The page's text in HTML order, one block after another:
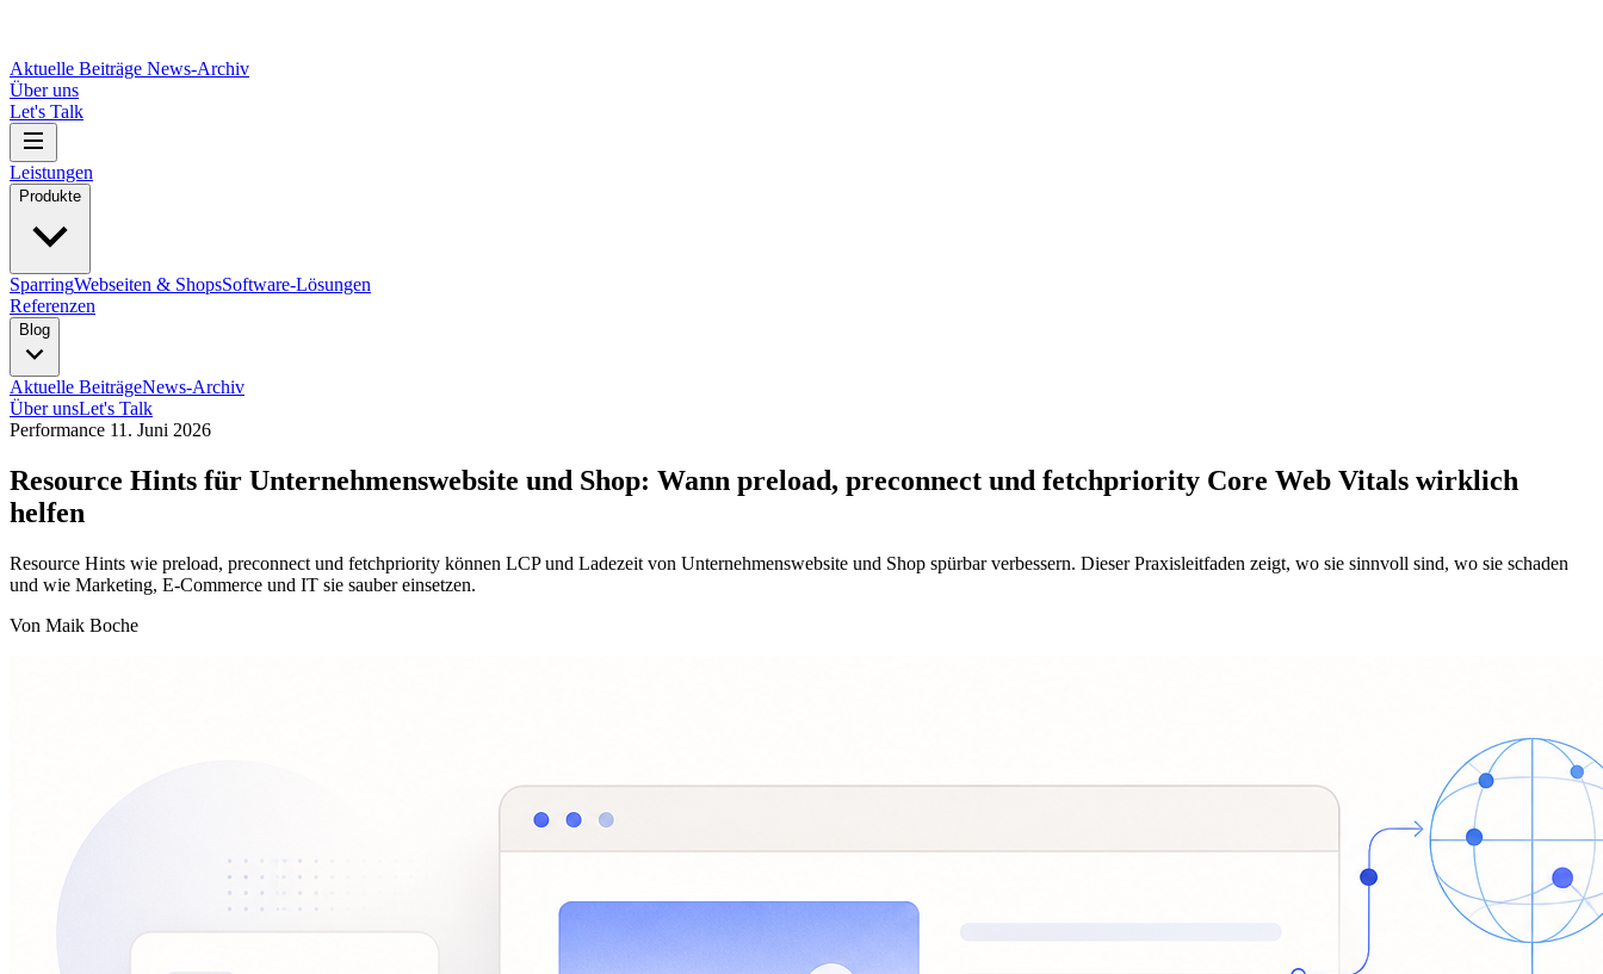
Aktuelle Beiträge News-Archiv
Über uns
Let's Talk
Leistungen
Produkte
SparringWebseiten & ShopsSoftware-Lösungen
Referenzen
Blog
Aktuelle BeiträgeNews-Archiv
Über unsLet's Talk
Performance 11. Juni 2026
Resource Hints für Unternehmenswebsite und Shop: Wann preload, preconnect und fetchpriority Core Web Vitals wirklich
helfen
Resource Hints wie preload, preconnect und fetchpriority können LCP und Ladezeit von Unternehmenswebsite und Shop spürbar verbessern. Dieser Praxisleitfaden zeigt, wo sie sinnvoll sind, wo sie schaden
und wie Marketing, E-Commerce und IT sie sauber einsetzen.
Von Maik Boche